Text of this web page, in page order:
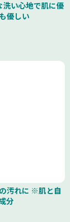
い心地で肌に優
優しい
汚れに ※肌と自
分